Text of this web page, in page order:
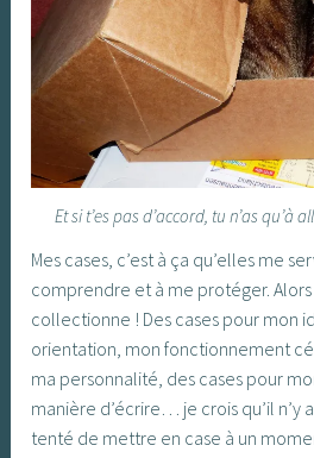
Et si t’es pas d’accord, tu n’as qu’à
Mes cases, c’est à ça qu’elles me
comprendre et à me protéger. Alors
collectionne ! Des cases pour mon
orientation, mon fonctionnement
ma personnalité, des cases pour
manière d’écrire… je crois qu’il n’y
tenté de mettre en case à un